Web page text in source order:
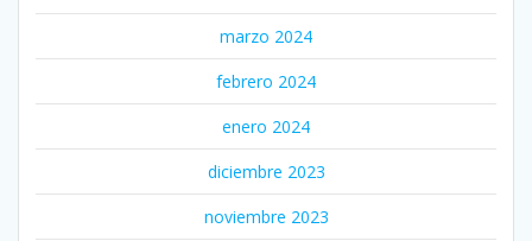
marzo 2024
febrero 2024
enero 2024
diciembre 2023
noviembre 2023